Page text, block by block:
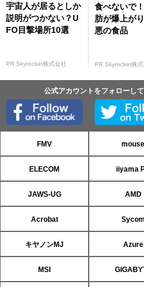
宇宙人が居るとしか
説明がつかない？U
FO目撃場所10選
PR Skyrocket株式会社
食べないで
肪が爆上が
悪の食品
PR Skyrocket株式
公式アカウントをフォローし
FMV mouse
ELECOM iiyama
JAWS-UG AMD
Acrobat Sycom
キヤノンMJ Azure
MSI